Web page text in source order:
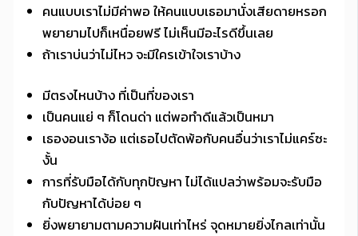
คนแบบเราไม่มีค่าพอ ให้คนแบบเธอมานั่งเสียดายหรอก
พยายามไปก็เหนื่อยฟรี ไม่เห็นมีอะไรดีขึ้นเลย
ถ้าเราบ่นว่าไม่ไหว จะมีใครเข้าใจเราบ้าง
มีตรงไหนบ้าง ที่เป็นที่ของเรา
เป็นคนแย่ ๆ ก็โดนด่า แต่พอทำดีแล้วเป็นหมา
เธองอนเราง้อ แต่เธอไปตัดพ้อกับคนอื่นว่าเราไม่แคร์ซะ
งั้น
การที่รับมือได้กับทุกปัญหา ไม่ได้แปลว่าพร้อมจะรับมือ
กับปัญหาได้บ่อย ๆ
ยิ่งพยายามตามความฝันเท่าไหร่ จุดหมายยิ่งไกลเท่านั้น